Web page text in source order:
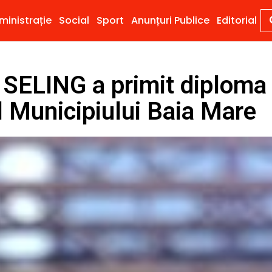
Social Sport Anunțuri Publice Editorial
a primit diploma
Municipiului Baia Mare